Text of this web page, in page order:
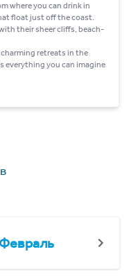
where you can drink in
float just off the coast.
their sheer cliffs, beach-
retreats in the
everything you can imagine
Февраль